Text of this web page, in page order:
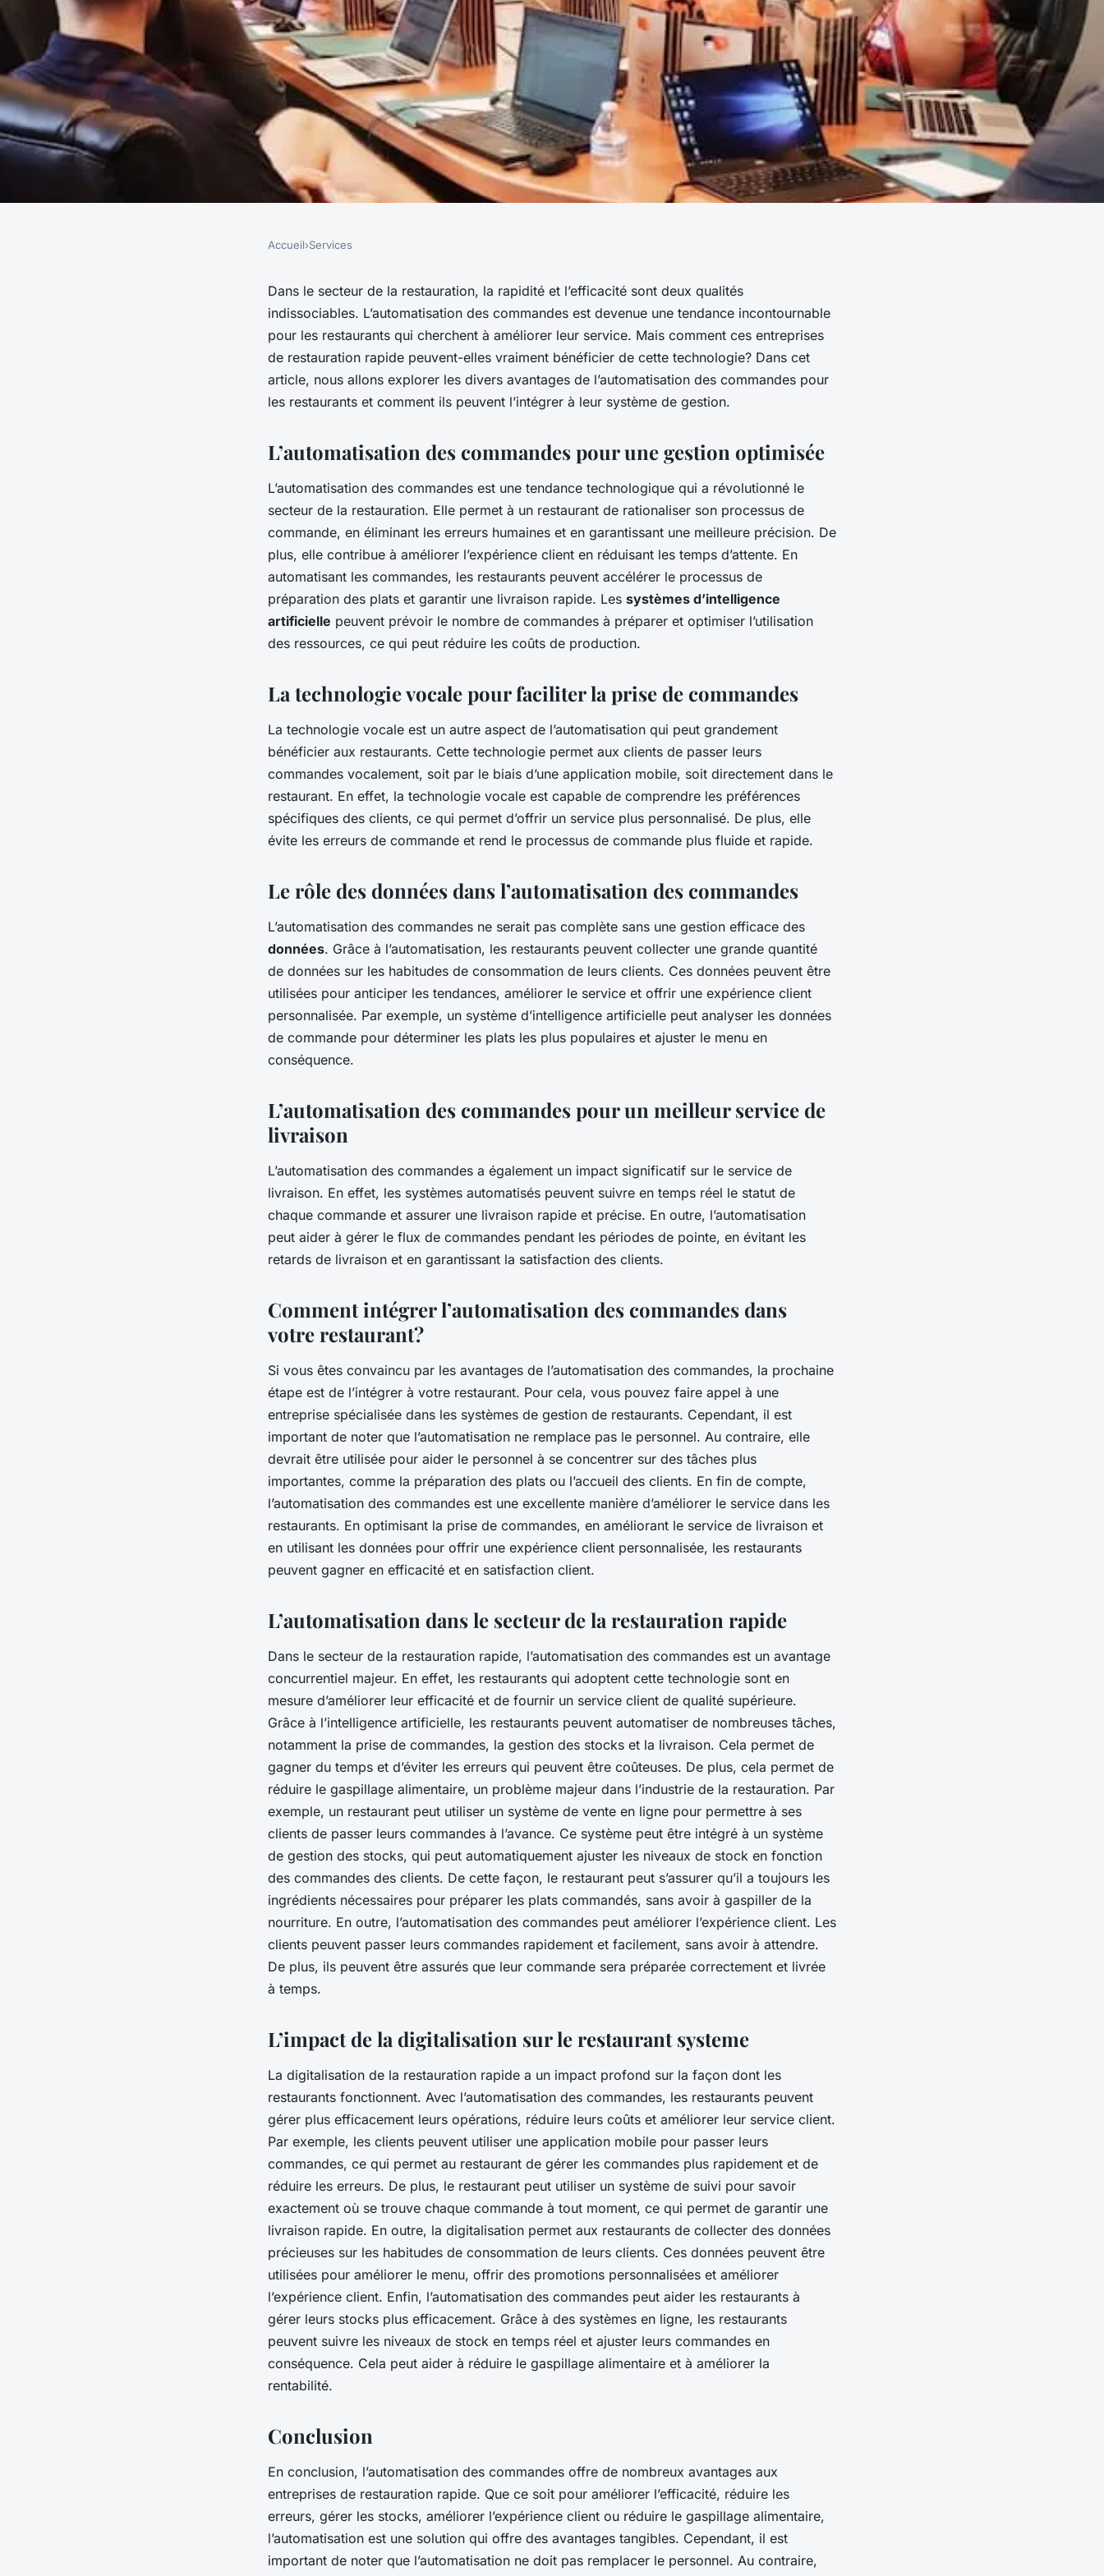
Comment les entreprises de
restauration rapide peuvent-elles
bénéficier de l'automatisation des
Accueil›Services
Dans le secteur de la restauration, la rapidité et l’efficacité sont deux qualités
indissociables. L’automatisation des commandes est devenue une tendance incontournable
pour les restaurants qui cherchent à améliorer leur service. Mais comment ces entreprises
de restauration rapide peuvent-elles vraiment bénéficier de cette technologie? Dans cet
article, nous allons explorer les divers avantages de l’automatisation des commandes pour
les restaurants et comment ils peuvent l’intégrer à leur système de gestion.
L’automatisation des commandes pour une gestion optimisée
L’automatisation des commandes est une tendance technologique qui a révolutionné le
secteur de la restauration. Elle permet à un restaurant de rationaliser son processus de
commande, en éliminant les erreurs humaines et en garantissant une meilleure précision. De
plus, elle contribue à améliorer l’expérience client en réduisant les temps d’attente. En
automatisant les commandes, les restaurants peuvent accélérer le processus de
préparation des plats et garantir une livraison rapide. Les systèmes d’intelligence
artificielle peuvent prévoir le nombre de commandes à préparer et optimiser l’utilisation
des ressources, ce qui peut réduire les coûts de production.
La technologie vocale pour faciliter la prise de commandes
La technologie vocale est un autre aspect de l’automatisation qui peut grandement
bénéficier aux restaurants. Cette technologie permet aux clients de passer leurs
commandes vocalement, soit par le biais d’une application mobile, soit directement dans le
restaurant. En effet, la technologie vocale est capable de comprendre les préférences
spécifiques des clients, ce qui permet d’offrir un service plus personnalisé. De plus, elle
évite les erreurs de commande et rend le processus de commande plus fluide et rapide.
Le rôle des données dans l’automatisation des commandes
L’automatisation des commandes ne serait pas complète sans une gestion efficace des
données. Grâce à l’automatisation, les restaurants peuvent collecter une grande quantité
de données sur les habitudes de consommation de leurs clients. Ces données peuvent être
utilisées pour anticiper les tendances, améliorer le service et offrir une expérience client
personnalisée. Par exemple, un système d’intelligence artificielle peut analyser les données
de commande pour déterminer les plats les plus populaires et ajuster le menu en
conséquence.
L’automatisation des commandes pour un meilleur service de
livraison
L’automatisation des commandes a également un impact significatif sur le service de
livraison. En effet, les systèmes automatisés peuvent suivre en temps réel le statut de
chaque commande et assurer une livraison rapide et précise. En outre, l’automatisation
peut aider à gérer le flux de commandes pendant les périodes de pointe, en évitant les
retards de livraison et en garantissant la satisfaction des clients.
Comment intégrer l’automatisation des commandes dans
votre restaurant?
Si vous êtes convaincu par les avantages de l’automatisation des commandes, la prochaine
étape est de l’intégrer à votre restaurant. Pour cela, vous pouvez faire appel à une
entreprise spécialisée dans les systèmes de gestion de restaurants. Cependant, il est
important de noter que l’automatisation ne remplace pas le personnel. Au contraire, elle
devrait être utilisée pour aider le personnel à se concentrer sur des tâches plus
importantes, comme la préparation des plats ou l’accueil des clients. En fin de compte,
l’automatisation des commandes est une excellente manière d’améliorer le service dans les
restaurants. En optimisant la prise de commandes, en améliorant le service de livraison et
en utilisant les données pour offrir une expérience client personnalisée, les restaurants
peuvent gagner en efficacité et en satisfaction client.
L’automatisation dans le secteur de la restauration rapide
Dans le secteur de la restauration rapide, l’automatisation des commandes est un avantage
concurrentiel majeur. En effet, les restaurants qui adoptent cette technologie sont en
mesure d’améliorer leur efficacité et de fournir un service client de qualité supérieure.
Grâce à l’intelligence artificielle, les restaurants peuvent automatiser de nombreuses tâches,
notamment la prise de commandes, la gestion des stocks et la livraison. Cela permet de
gagner du temps et d’éviter les erreurs qui peuvent être coûteuses. De plus, cela permet de
réduire le gaspillage alimentaire, un problème majeur dans l’industrie de la restauration. Par
exemple, un restaurant peut utiliser un système de vente en ligne pour permettre à ses
clients de passer leurs commandes à l’avance. Ce système peut être intégré à un système
de gestion des stocks, qui peut automatiquement ajuster les niveaux de stock en fonction
des commandes des clients. De cette façon, le restaurant peut s’assurer qu’il a toujours les
ingrédients nécessaires pour préparer les plats commandés, sans avoir à gaspiller de la
nourriture. En outre, l’automatisation des commandes peut améliorer l’expérience client. Les
clients peuvent passer leurs commandes rapidement et facilement, sans avoir à attendre.
De plus, ils peuvent être assurés que leur commande sera préparée correctement et livrée
à temps.
L’impact de la digitalisation sur le restaurant systeme
La digitalisation de la restauration rapide a un impact profond sur la façon dont les
restaurants fonctionnent. Avec l’automatisation des commandes, les restaurants peuvent
gérer plus efficacement leurs opérations, réduire leurs coûts et améliorer leur service client.
Par exemple, les clients peuvent utiliser une application mobile pour passer leurs
commandes, ce qui permet au restaurant de gérer les commandes plus rapidement et de
réduire les erreurs. De plus, le restaurant peut utiliser un système de suivi pour savoir
exactement où se trouve chaque commande à tout moment, ce qui permet de garantir une
livraison rapide. En outre, la digitalisation permet aux restaurants de collecter des données
précieuses sur les habitudes de consommation de leurs clients. Ces données peuvent être
utilisées pour améliorer le menu, offrir des promotions personnalisées et améliorer
l’expérience client. Enfin, l’automatisation des commandes peut aider les restaurants à
gérer leurs stocks plus efficacement. Grâce à des systèmes en ligne, les restaurants
peuvent suivre les niveaux de stock en temps réel et ajuster leurs commandes en
conséquence. Cela peut aider à réduire le gaspillage alimentaire et à améliorer la
rentabilité.
Conclusion
En conclusion, l’automatisation des commandes offre de nombreux avantages aux
entreprises de restauration rapide. Que ce soit pour améliorer l’efficacité, réduire les
erreurs, gérer les stocks, améliorer l’expérience client ou réduire le gaspillage alimentaire,
l’automatisation est une solution qui offre des avantages tangibles. Cependant, il est
important de noter que l’automatisation ne doit pas remplacer le personnel. Au contraire,